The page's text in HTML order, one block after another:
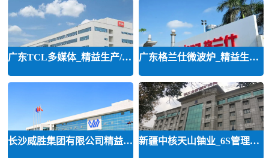
广东TCL多媒体_精益生产/精益品质/ 广东格兰仕微波炉_精益生产等咨询
长沙威胜集团有限公司精益运营 新疆中核天山铀业_6S管理和精益管